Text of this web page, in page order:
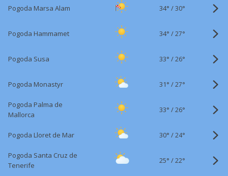
Pogoda Marsa Alam 34° /30°
Pogoda Hammamet 34° /27°
Pogoda Susa 33° /26°
Pogoda Monastyr 31° /27°
Pogoda Palma de
Mallorca
33° /26°
Pogoda Lloret de Mar 30° /24°
Pogoda Santa Cruz de
Tenerife
25° /22°